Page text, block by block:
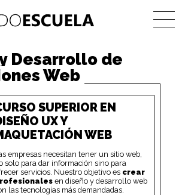
Desarrollo de
Web
SUPERIOR EN
UX Y
WEB
empresas necesitan tener un sitio web,
solo para dar información sino para
servicios. Nuestro objetivo es crear
en diseño y desarrollo web
las tecnologías más demandadas.